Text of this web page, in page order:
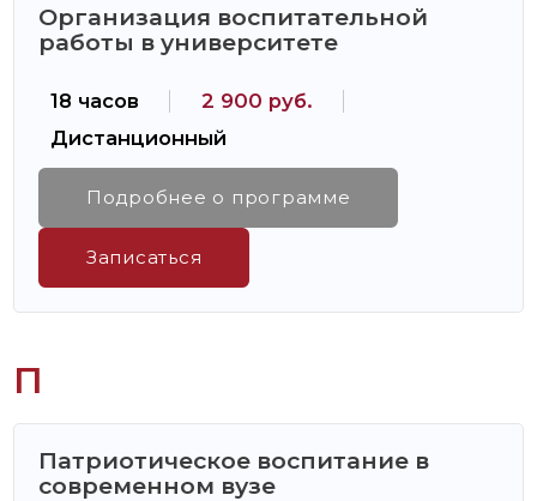
Организация воспитательной
работы в университете
18 часов
2 900 руб.
Дистанционный
Подробнее о программе
Записаться
П
Патриотическое воспитание в
современном вузе